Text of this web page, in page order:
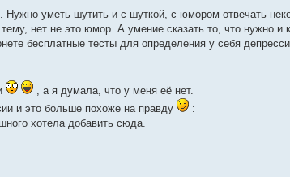
уметь шутить и с шуткой, с юмором отвечать
нет не это юмор. А умение сказать то, что нужно и
бесплатные тесты для определения у себя
, а я думала, что у меня её нет.
и это больше похоже на правду
:
хотела добавить сюда.